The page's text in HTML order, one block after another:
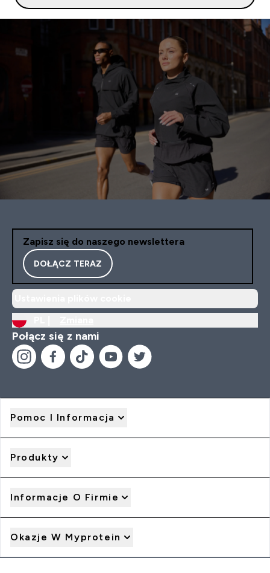
Zapisz się do naszego newslettera
DOŁĄCZ TERAZ
Połącz się z nami
Pomoc I Informacja
Produkty
Informacje O Firmie
Okazje W Myprotein